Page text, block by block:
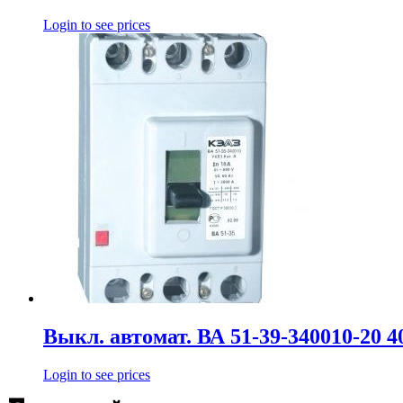
Login to see prices
Выкл. автомат. ВА 51-39-340010-20
Login to see prices